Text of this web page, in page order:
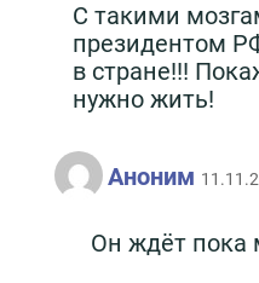
С такими
президентом
в стране!!!
нужно жить!
Аноним
Он ждёт пока